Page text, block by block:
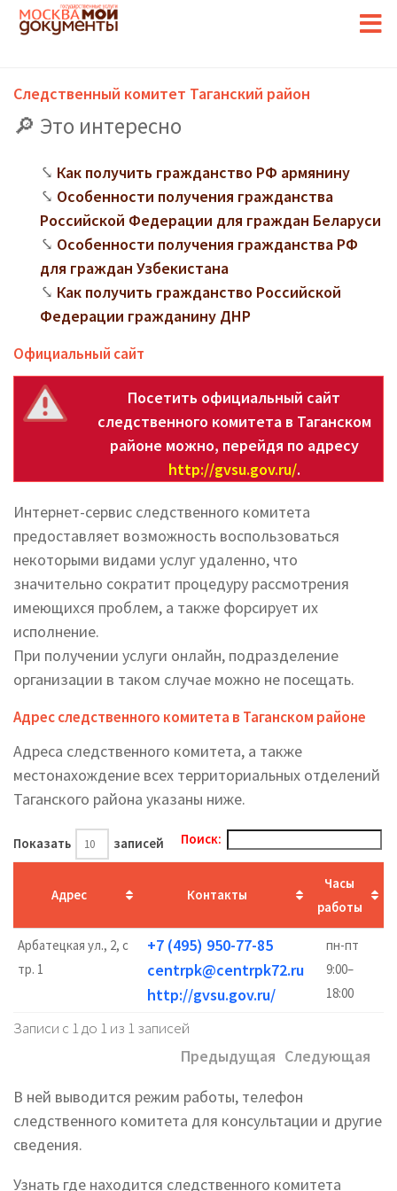
Следственный комитет Таганский район
Это интересно
Как получить гражданство РФ армянину
Особенности получения гражданства
Российской Федерации для граждан Беларуси
Особенности получения гражданства РФ
для граждан Узбекистана
Как получить гражданство Российской
Федерации гражданину ДНР
Официальный сайт
Посетить официальный сайт
следственного комитета в Таганском
районе можно, перейдя по адресу
http://gvsu.gov.ru/.
Интернет-сервис следственного комитета
предоставляет возможность воспользоваться
некоторыми видами услуг удаленно, что
значительно сократит процедуру рассмотрения
имеющихся проблем, а также форсирует их
исполнение.
При получении услуги онлайн, подразделение
организации в таком случае можно не посещать.
Адрес следственного комитета в Таганском районе
Адреса следственного комитета, а также
местонахождение всех территориальных отделений
Таганского района указаны ниже.
Показать записей Поиск:
Адрес Контакты
Часы
работы
Арбатецкая ул., 2, с
тр. 1
+7 (495) 950-77-85
centrpk@centrpk72.ru
http://gvsu.gov.ru/
пн-пт
9:00–
18:00
Записи с 1 до 1 из 1 записей
Предыдущая Следующая
В ней выводится режим работы, телефон
следственного комитета для консультации и другие
сведения.
Узнать где находится следственного комитета